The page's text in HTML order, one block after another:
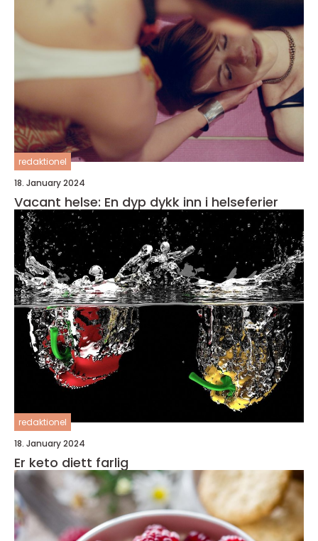
redaktionel
18. January 2024
Vacant helse: En dyp dykk inn i helseferier
redaktionel
18. January 2024
Er keto diett farlig